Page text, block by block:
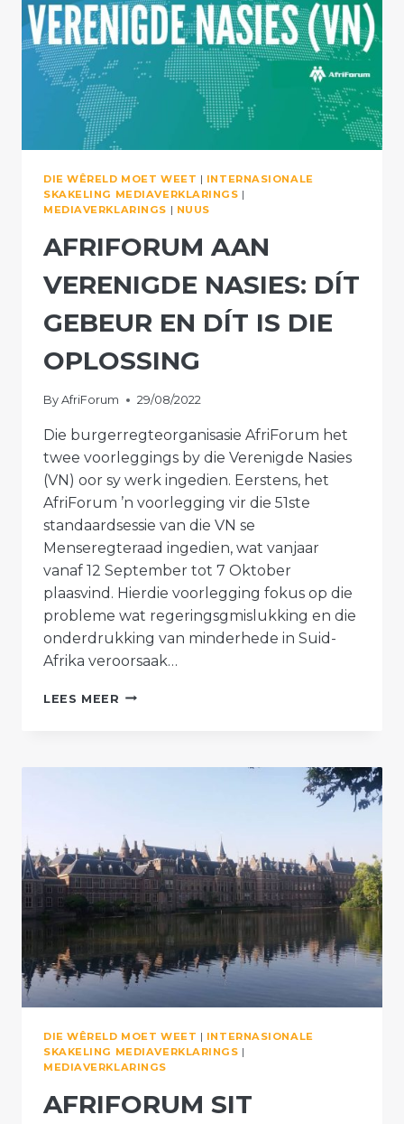
DIE WÊRELD MOET WEET | INTERNASIONALE
SKAKELING MEDIAVERKLARINGS |
MEDIAVERKLARINGS | NUUS
AFRIFORUM AAN
VERENIGDE NASIES: DÍT
GEBEUR EN DÍT IS DIE
OPLOSSING
By AfriForum 29/08/2022
Die burgerregteorganisasie AfriForum het
twee voorleggings by die Verenigde Nasies
(VN) oor sy werk ingedien. Eerstens, het
AfriForum ’n voorlegging vir die 51ste
standaardsessie van die VN se
Menseregteraad ingedien, wat vanjaar
vanaf 12 September tot 7 Oktober
plaasvind. Hierdie voorlegging fokus op die
probleme wat regeringsgmislukking en die
onderdrukking van minderhede in Suid-
Afrika veroorsaak…
LEES MEER AFRIFORUM
DÍT
IS
DIE
OPLOSSING
DIE WÊRELD MOET WEET | INTERNASIONALE
SKAKELING MEDIAVERKLARINGS |
MEDIAVERKLARINGS
AFRIFORUM SIT